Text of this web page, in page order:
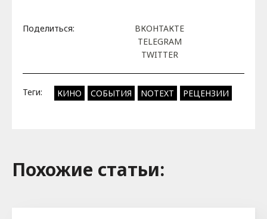
Поделиться:
ВКОНТАКТЕ
TELEGRAM
TWITTER
Теги: КИНО СОБЫТИЯ NOTEXT РЕЦЕНЗИИ
Похожие cтатьи: